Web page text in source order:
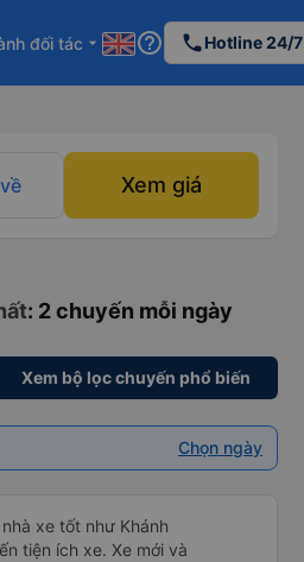
đối tác arrow_drop_down help_outline phoneHotline 24/7
Xem giá
: 2 chuyến mỗi ngày
Xem bộ lọc chuyến phổ biến
Chọn ngày
xe tốt như Khánh
tiện ích xe. Xe mới và